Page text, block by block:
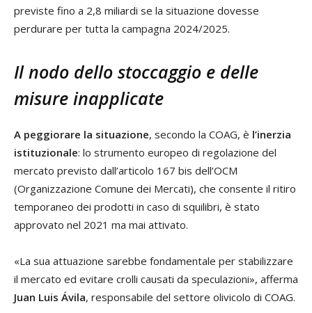
previste fino a 2,8 miliardi se la situazione dovesse
perdurare per tutta la campagna 2024/2025.
Il nodo dello stoccaggio e delle
misure inapplicate
A peggiorare la situazione, secondo la COAG, è l’inerzia
istituzionale: lo strumento europeo di regolazione del
mercato previsto dall’articolo 167 bis dell’OCM
(Organizzazione Comune dei Mercati), che consente il ritiro
temporaneo dei prodotti in caso di squilibri, è stato
approvato nel 2021 ma mai attivato.
«La sua attuazione sarebbe fondamentale per stabilizzare
il mercato ed evitare crolli causati da speculazioni», afferma
Juan Luis Ávila, responsabile del settore olivicolo di COAG.